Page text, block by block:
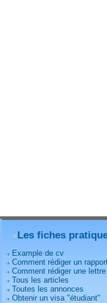
Les fiches
Example de cv
Comment rédiger un
Comment rédiger une
Tous les articles
Toutes les annonces
Obtenir un visa "étudiant"